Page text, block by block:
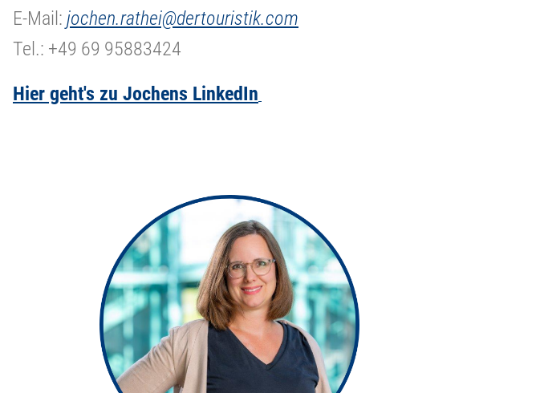
E-Mail: jochen.rathei@dertouristik.com
Tel.: +49 69 95883424
Hier geht's zu Jochens LinkedIn